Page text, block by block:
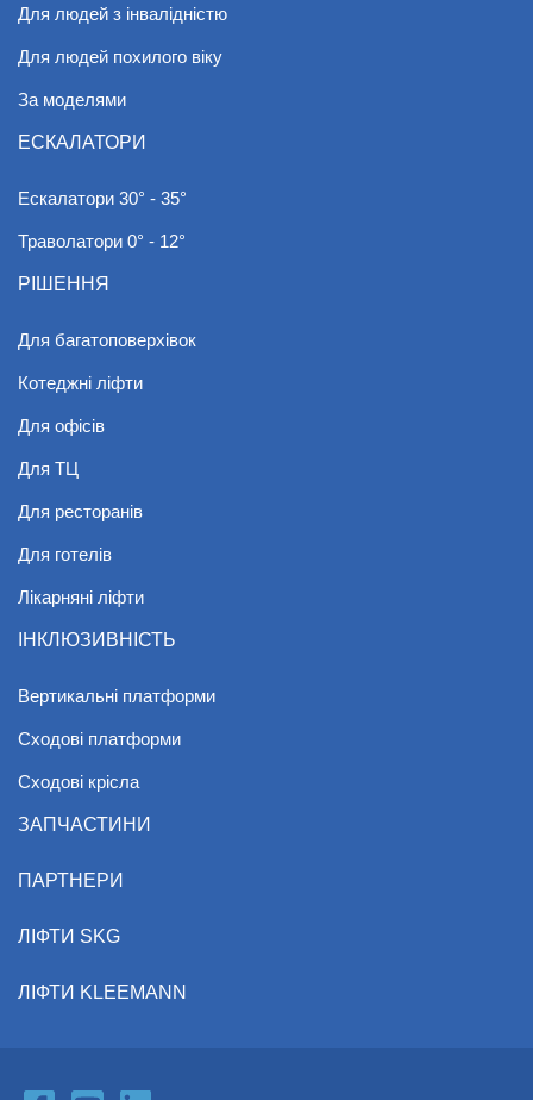
Для людей з інвалідністю
Для людей похилого віку
За моделями
ЕСКАЛАТОРИ
Ескалатори 30° - 35°
Траволатори 0° - 12°
РІШЕННЯ
Для багатоповерхівок
Котеджні ліфти
Для офісів
Для ТЦ
Для ресторанів
Для готелів
Лікарняні ліфти
ІНКЛЮЗИВНІСТЬ
Вертикальні платформи
Сходові платформи
Сходові крісла
ЗАПЧАСТИНИ
ПАРТНЕРИ
ЛІФТИ SKG
ЛІФТИ KLEEMANN